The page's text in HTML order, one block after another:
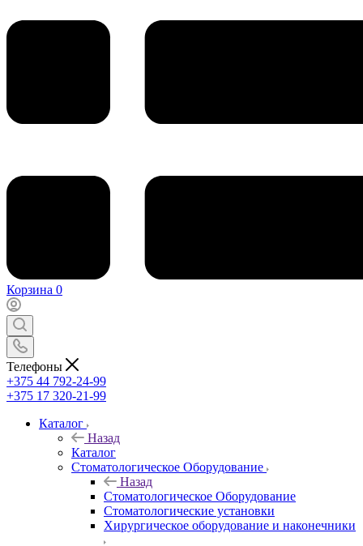
Корзина 0
Телефоны
+375 44 792-24-99
+375 17 320-21-99
Каталог
Назад
Каталог
Стоматологическое Оборудование
Назад
Стоматологическое Оборудование
Стоматологические установки
Хирургическое оборудование и наконечники